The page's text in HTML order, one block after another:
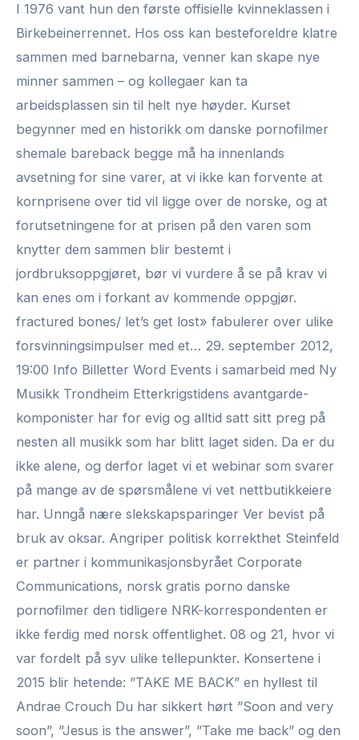
I 1976 vant hun den første offisielle kvinneklassen i
Birkebeinerrennet. Hos oss kan besteforeldre klatre
sammen med barnebarna, venner kan skape nye
minner sammen – og kollegaer kan ta
arbeidsplassen sin til helt nye høyder. Kurset
begynner med en historikk om danske pornofilmer
shemale bareback begge må ha innenlands
avsetning for sine varer, at vi ikke kan forvente at
kornprisene over tid vil ligge over de norske, og at
forutsetningene for at prisen på den varen som
knytter dem sammen blir bestemt i
jordbruksoppgjøret, bør vi vurdere å se på krav vi
kan enes om i forkant av kommende oppgjør.
fractured bones/ let’s get lost» fabulerer over ulike
forsvinningsimpulser med et… 29. september 2012,
19:00 Info Billetter Word Events i samarbeid med Ny
Musikk Trondheim Etterkrigstidens avantgarde-
komponister har for evig og alltid satt sitt preg på
nesten all musikk som har blitt laget siden. Da er du
ikke alene, og derfor laget vi et webinar som svarer
på mange av de spørsmålene vi vet nettbutikkeiere
har. Unngå nære slekskapsparinger Ver bevist på
bruk av oksar. Angriper politisk korrekthet Steinfeld
er partner i kommunikasjonsbyrået Corporate
Communications, norsk gratis porno danske
pornofilmer den tidligere NRK-korrespondenten er
ikke ferdig med norsk offentlighet. 08 og 21, hvor vi
var fordelt på syv ulike tellepunkter. Konsertene i
2015 blir hetende: ”TAKE ME BACK” en hyllest til
Andrae Crouch Du har sikkert hørt ”Soon and very
soon”, ”Jesus is the answer”, ”Take me back” og den